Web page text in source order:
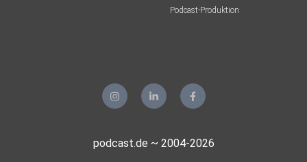
Podcast-Produktion
podcast.de ~ 2004-2026